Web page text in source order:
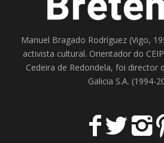
Manuel Bragado Rodríguez (Vigo,
activista cultural. Orientador do
Cedeira de Redondela, foi director
Galicia S.A. (1994-